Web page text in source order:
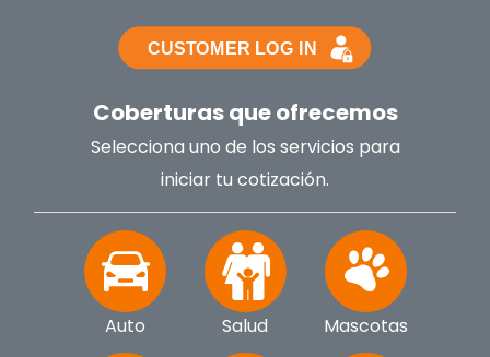
Coberturas que ofrecemos
Selecciona uno de los servicios para
iniciar tu cotización.
Auto Salud Mascotas